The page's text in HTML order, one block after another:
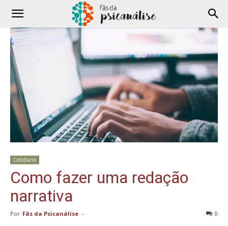
Cotidiano
Como fazer uma redação
narrativa
Por Fãs da Psicanálise - 0